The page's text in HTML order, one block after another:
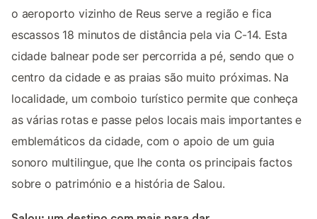
o aeroporto vizinho de Reus serve a região e fica
escassos 18 minutos de distância pela via C-14. Esta
cidade balnear pode ser percorrida a pé, sendo que o
centro da cidade e as praias são muito próximas. Na
localidade, um comboio turístico permite que conheça
as várias rotas e passe pelos locais mais importantes e
emblemáticos da cidade, com o apoio de um guia
sonoro multilingue, que lhe conta os principais factos
sobre o património e a história de Salou.